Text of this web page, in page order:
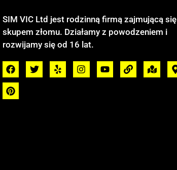
SIM VIC Ltd jest rodzinną firmą zajmującą się
skupem złomu. Działamy z powodzeniem i
rozwijamy się od 16 lat.